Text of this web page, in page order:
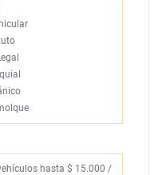
hasta $ 15.000 /